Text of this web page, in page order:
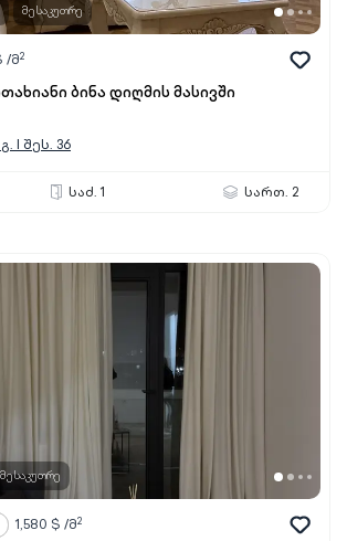
მესაკუთრე
/მ2
ბინა დიღმის მასივში
I შეს. 36
საძ. 1 სართ. 2
მესაკუთრე
1,580 $ /მ2